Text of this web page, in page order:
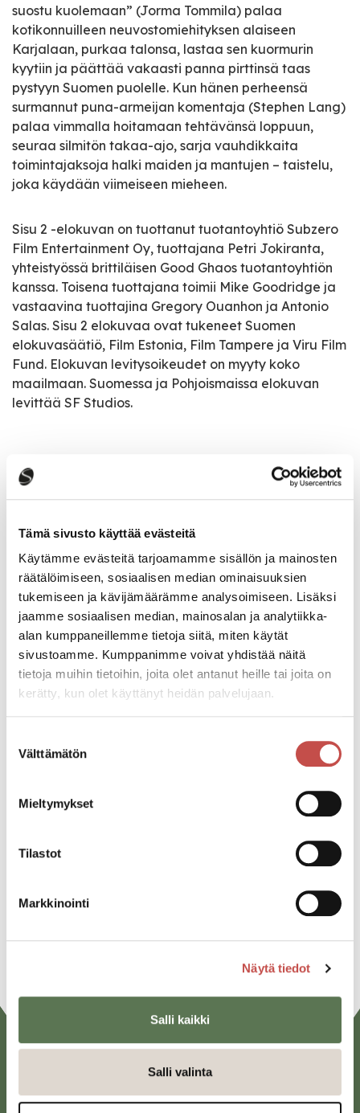
Tämä sivusto käyttää evästeitä
Käytämme evästeitä tarjoamamme sisällön ja mainosten
räätälöimiseen, sosiaalisen median ominaisuuksien
tukemiseen ja kävijämäärämme analysoimiseen. Lisäksi
jaamme sosiaalisen median, mainosalan ja analytiikka-
alan kumppaneillemme tietoja siitä, miten käytät
sivustoamme. Kumppanimme voivat yhdistää näitä
tietoja muihin tietoihin, joita olet antanut heille tai joita on
kerätty, kun olet käyttänyt heidän palvelujaan.
valinta
Välttämätön
Mieltymykset
Tilastot
Markkinointi
Näytä tiedot
Salli kaikki
Salli valinta
suostu kuolemaan” (Jorma Tommila) palaa
kotikonnuilleen neuvostomiehityksen alaiseen
Karjalaan, purkaa talonsa, lastaa sen kuormurin
kyytiin ja päättää vakaasti panna pirttinsä taas
pystyyn Suomen puolelle. Kun hänen perheensä
surmannut puna-armeijan komentaja (Stephen Lang)
palaa vimmalla hoitamaan tehtävänsä loppuun,
seuraa silmitön takaa-ajo, sarja vauhdikkaita
toimintajaksoja halki maiden ja mantujen – taistelu,
joka käydään viimeiseen mieheen.
Sisu 2 -elokuvan on tuottanut tuotantoyhtiö Subzero
Film Entertainment Oy, tuottajana Petri Jokiranta,
yhteistyössä brittiläisen Good Ghaos tuotantoyhtiön
kanssa. Toisena tuottajana toimii Mike Goodridge ja
vastaavina tuottajina Gregory Ouanhon ja Antonio
Salas. Sisu 2 elokuvaa ovat tukeneet Suomen
elokuvasäätiö, Film Estonia, Film Tampere ja Viru Film
Fund. Elokuvan levitysoikeudet on myyty koko
maailmaan. Suomessa ja Pohjoismaissa elokuvan
levittää SF Studios.
Tapahtumatiedot
Tapahtuman järjestäjä
Saarijärven Pullistus ry
Tapahtumapaikka
Sivulantie 11
Pääsymaksu
10€
Jaa tapahtuma:
Linkedin